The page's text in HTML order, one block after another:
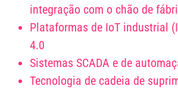
integração com o chão de
Plataformas de IoT industrial
4.0
Sistemas SCADA e de
Tecnologia de cadeia de